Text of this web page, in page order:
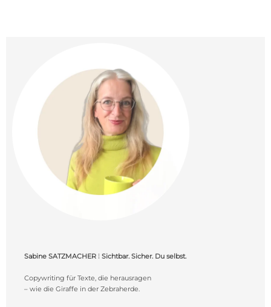
Sabine SATZMACHER ⁞ Sichtbar. Sicher. Du selbst.
Copywriting für Texte, die herausragen
– wie die Giraffe in der Zebraherde.